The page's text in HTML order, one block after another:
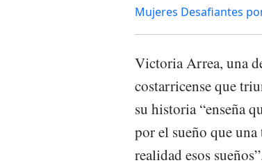
Mujeres Desafiantes
Victoria Arrea, una
costarricense que
su historia “enseña
por el sueño que una
realidad esos